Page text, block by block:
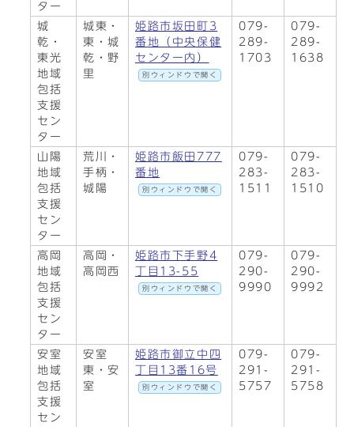
ター
城
乾・
東光
地域
包括
支援
セン
ター
城東・
東・城
乾・野
里
姫路市坂田町3
番地（中央保健
センター内）
別ウィンドウで開く
079-
289-
1703
079-
289-
1638
山陽
地域
包括
支援
セン
ター
荒川・
手柄・
城陽
姫路市飯田777
番地
別ウィンドウで開く
079-
283-
1511
079-
283-
1510
高岡
地域
包括
支援
セン
ター
高岡・
高岡西
姫路市下手野4
丁目13-55
別ウィンドウで開く
079-
290-
9990
079-
290-
9992
安室
地域
包括
支援
セン
安室
東・安
室
姫路市御立中四
丁目13番16号
別ウィンドウで開く
079-
291-
5757
079-
291-
5758